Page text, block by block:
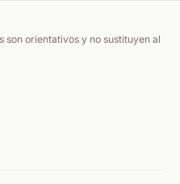
son orientativos y no sustituyen al